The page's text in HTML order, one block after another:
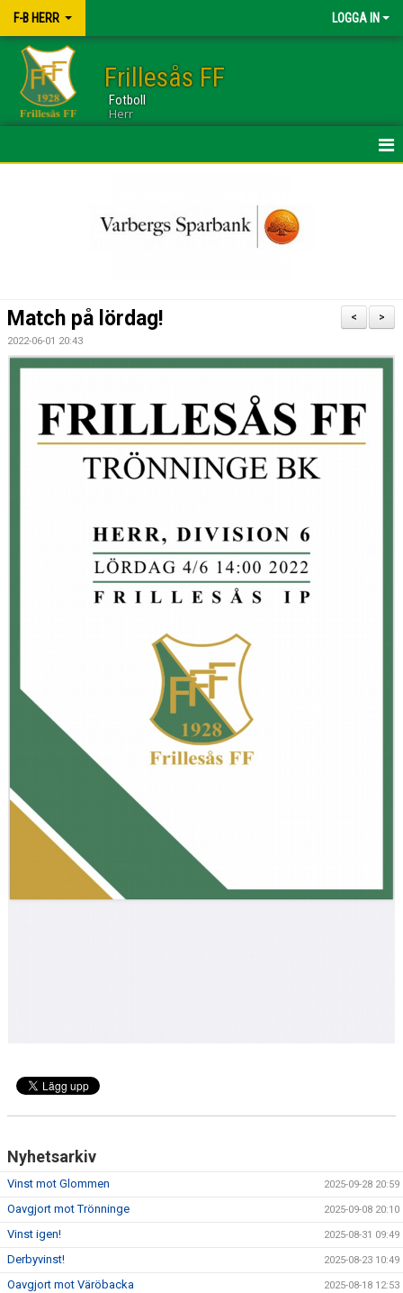
F-B HERR LOGGA IN
Frillesås FF
Fotboll
Herr
BILDGALLERI
KONTAKT
>
<
Match på lördag!
2022-06-01 20:43
Nyhetsarkiv
Vinst mot Glommen 2025-09-28 20:59
Oavgjort mot Trönninge 2025-09-08 20:10
Vinst igen! 2025-08-31 09:49
Derbyvinst! 2025-08-23 10:49
Oavgjort mot Väröbacka 2025-08-18 12:53